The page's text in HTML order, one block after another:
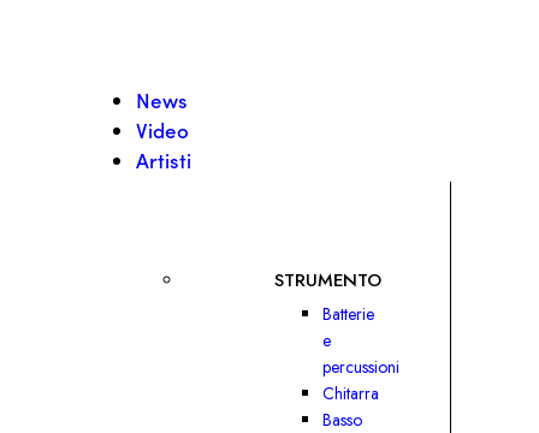
News
Video
Artisti
STRUMENTO
Batterie
e
percussioni
Chitarra
Basso